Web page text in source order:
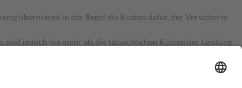
übernimmt in der Regel die Kosten dafür, der Versicherte
sind jedoch nie mehr als die tatsächlichen Kosten der Leistung